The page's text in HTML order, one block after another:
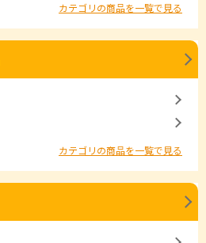
カテゴリの商品を一覧で見る
カテゴリの商品を一覧で見る